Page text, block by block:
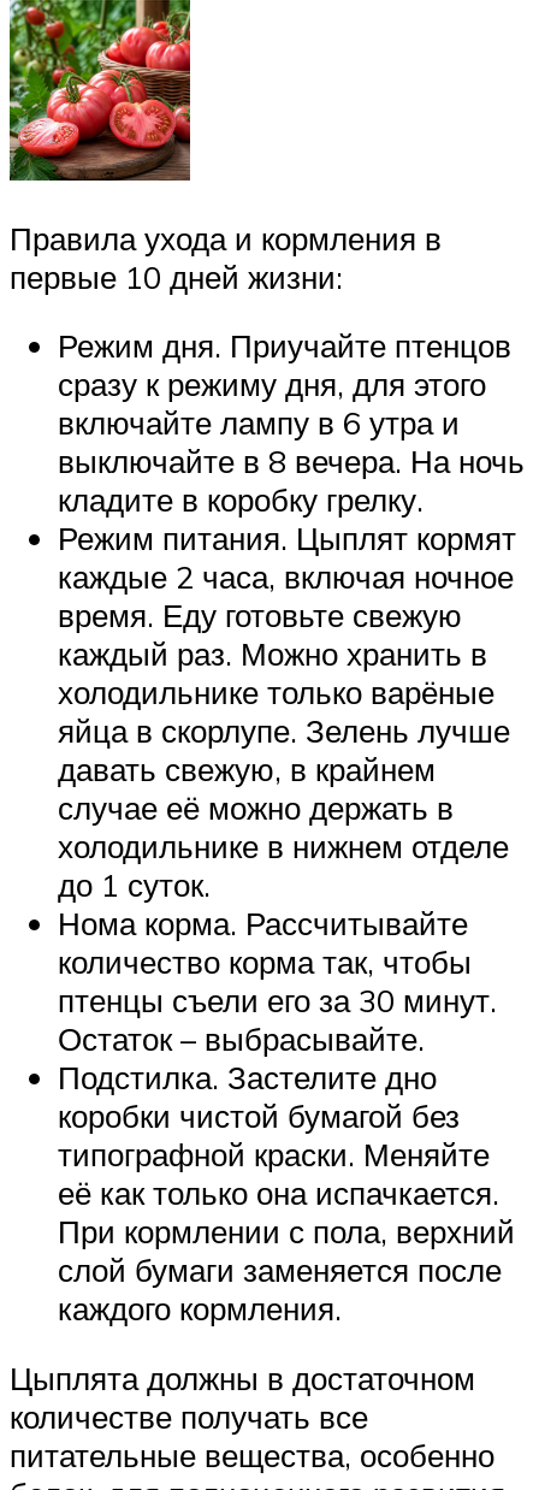
Правила ухода и кормления в
первые 10 дней жизни:
Режим дня. Приучайте птенцов
сразу к режиму дня, для этого
включайте лампу в 6 утра и
выключайте в 8 вечера. На ночь
кладите в коробку грелку.
Режим питания. Цыплят кормят
каждые 2 часа, включая ночное
время. Еду готовьте свежую
каждый раз. Можно хранить в
холодильнике только варёные
яйца в скорлупе. Зелень лучше
давать свежую, в крайнем
случае её можно держать в
холодильнике в нижнем отделе
до 1 суток.
Нома корма. Рассчитывайте
количество корма так, чтобы
птенцы съели его за 30 минут.
Остаток – выбрасывайте.
Подстилка. Застелите дно
коробки чистой бумагой без
типографной краски. Меняйте
её как только она испачкается.
При кормлении с пола, верхний
слой бумаги заменяется после
каждого кормления.
Цыплята должны в достаточном
количестве получать все
питательные вещества, особенно